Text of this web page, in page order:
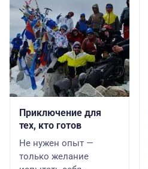
Приключение для
тех, кто готов
Не нужен опыт —
только желание